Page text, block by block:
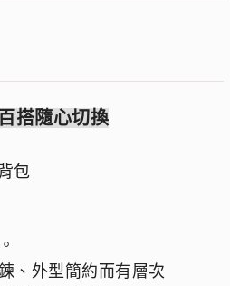
搭隨心切換
包
、外型簡約而有層次